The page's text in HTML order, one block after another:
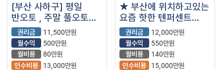
[부산 사하구] 평일
반오토 , 주말 풀오토
운영중인 더벤티
순익500
권리금
11,500만원
월수익
500만원
월비용
80만원
인수비용
13,000만원
★ 부산에 위치하고있는
요즘 핫한 텐퍼센트
매장입니다 ★
권리금
12,000만원
월수익
550만원
월비용
140만원
인수비용
15,000만원